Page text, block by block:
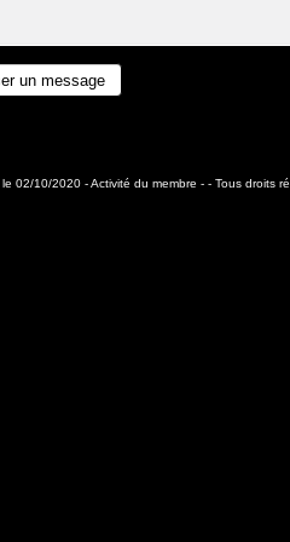
le 02/10/2020 -Activité du membre - - Tous droits